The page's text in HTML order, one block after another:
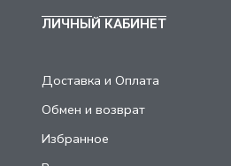
ЛИЧНЫЙ КАБИНЕТ
Доставка и Оплата
Обмен и возврат
Избранное